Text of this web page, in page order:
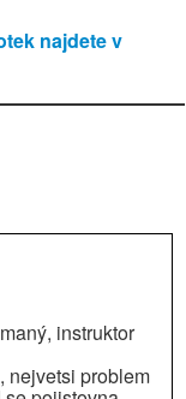
najdete v
instruktor
nejvetsi problem